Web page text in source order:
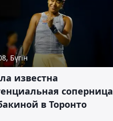
Бүгін
известна
соперница
в Торонто